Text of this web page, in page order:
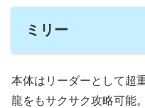
ミリー
本体はリーダーとして超
龍をもサクサク攻略可能